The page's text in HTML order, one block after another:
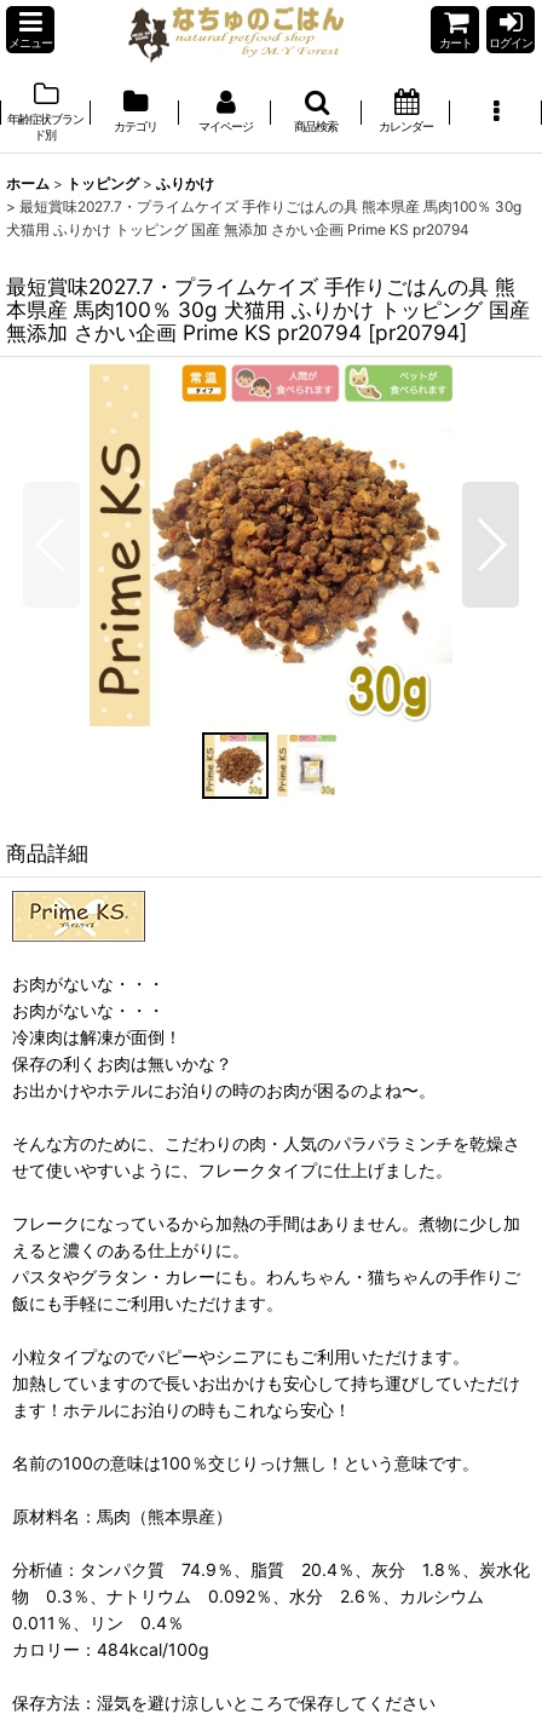
メニュー カート ログイン
年齢症状ブラン
ド別
カテゴリ マイページ 商品検索 カレンダー
ホーム > トッピング > ふりかけ
> 最短賞味2027.7・プライムケイズ 手作りごはんの具 熊本県産 馬肉100％ 30g
犬猫用 ふりかけ トッピング 国産 無添加 さかい企画 Prime KS pr20794
最短賞味2027.7・プライムケイズ 手作りごはんの具 熊
本県産 馬肉100％ 30g 犬猫用 ふりかけ トッピング 国産
無添加 さかい企画 Prime KS pr20794 [pr20794]
商品詳細
お肉がないな・・・
お肉がないな・・・
冷凍肉は解凍が面倒！
保存の利くお肉は無いかな？
お出かけやホテルにお泊りの時のお肉が困るのよね〜。
そんな方のために、こだわりの肉・人気のパラパラミンチを乾燥さ
せて使いやすいように、フレークタイプに仕上げました。
フレークになっているから加熱の手間はありません。煮物に少し加
えると濃くのある仕上がりに。
パスタやグラタン・カレーにも。わんちゃん・猫ちゃんの手作りご
飯にも手軽にご利用いただけます。
小粒タイプなのでパピーやシニアにもご利用いただけます。
加熱していますので長いお出かけも安心して持ち運びしていただけ
ます！ホテルにお泊りの時もこれなら安心！
名前の100の意味は100％交じりっけ無し！という意味です。
原材料名：馬肉（熊本県産）
分析値：タンパク質 74.9％、脂質 20.4％、灰分 1.8％、炭水化
物 0.3％、ナトリウム 0.092％、水分 2.6％、カルシウム
0.011％、リン 0.4％
カロリー：484kcal/100g
保存方法：湿気を避け涼しいところで保存してください